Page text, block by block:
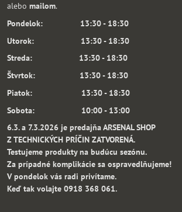
alebo mailom.
Pondelok: 13:30 - 18:30
Utorok: 13:30 - 18:30
Streda: 13:30 - 18:30
Štvrtok: 13:30 - 18:30
Piatok: 13:30 - 18:30
Sobota: 10:00 - 13:00
6.3. a 7.3.2026 je predajňa ARSENAL SHOP
Z TECHNICKÝCH PRÍČIN ZATVORENÁ.
Testujeme produkty na budúcu sezónu.
Za prípadné komplikácie sa ospravedlňujeme!
V pondelok vás radi privítame.
Keď tak volajte 0918 368 061.